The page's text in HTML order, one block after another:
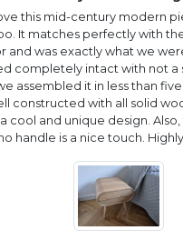
this mid-century modern
It matches perfectly with
and was exactly what we
completely intact with not a
assembled it in less than
constructed with all solid
cool and unique design.
handle is a nice touch.